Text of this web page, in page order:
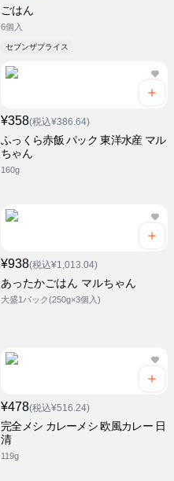
ごはん
6個入
セブンザプライス
¥358(税込¥386.64)
ふっくら赤飯 パック 東洋水産 マル
ちゃん
160g
¥938(税込¥1,013.04)
あったかごはん マルちゃん
大盛1パック(250g×3個入)
¥478(税込¥516.24)
完全メシ カレーメシ 欧風カレー 日
清
119g